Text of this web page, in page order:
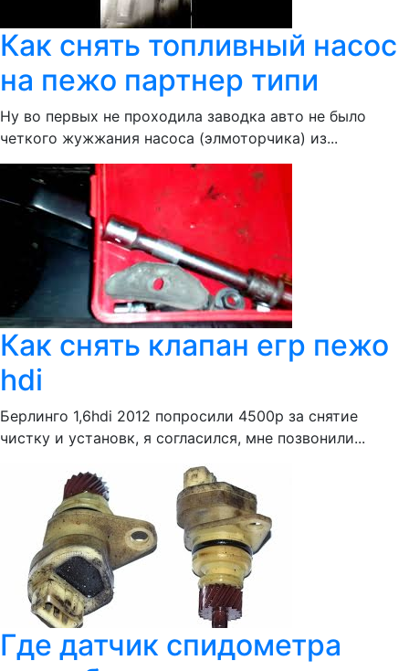
Как снять топливный насос
на пежо партнер типи
Ну во первых не проходила заводка авто не было
четкого жужжания насоса (элмоторчика) из...
Как снять клапан егр пежо
hdi
Берлинго 1,6hdi 2012 попросили 4500р за снятие
чистку и установк, я согласился, мне позвонили...
Где датчик спидометра